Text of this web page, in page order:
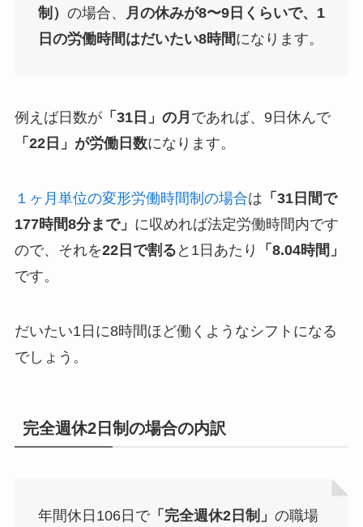
制） の場合、
月の休みが8〜9日くらいで、1
日の労働時間はだいたい8時間になります。
例えば日数が「31日」の月 であれば、9日休んで
「22日」が労働日数になります。
１ヶ月単位の変形労働時間制の場合は 「31日間で
177時間8分まで」 に収めれば法定労働時間内です
ので、それを22日で割る と1日あたり
「8.04時間」
です。
だいたい1日に8時間ほど働くようなシフトになる
でしょう。
完全週休2日制の場合の内訳
年間休日106日で「完全週休2日制」 の職場